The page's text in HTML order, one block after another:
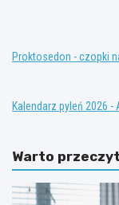
i
a
ę
p
z
n
o
l
n
m
Proktosedon - czopki
Kalendarz pyleń 2026
Warto